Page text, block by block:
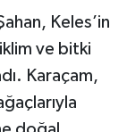
Keles’in
ve bitki
Karaçam,